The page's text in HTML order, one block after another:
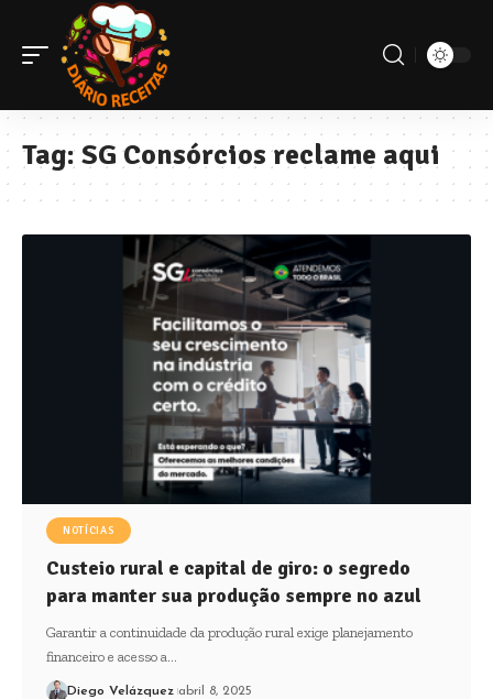
Tag:SG Consórcios reclame aqui
NOTÍCIAS
Custeio rural e capital de giro: o segredo
para manter sua produção sempre no azul
Garantir a continuidade da produção rural exige planejamento
financeiro e acesso a…
Diego Velázquez abril 8, 2025